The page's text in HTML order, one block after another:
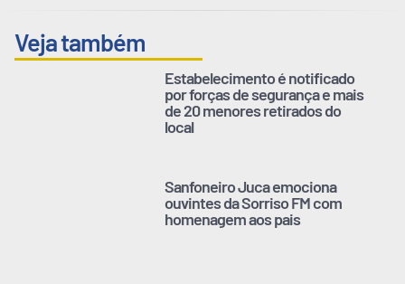
Veja também
Estabelecimento é notificado
por forças de segurança e mais
de 20 menores retirados do
local
Sanfoneiro Juca emociona
ouvintes da Sorriso FM com
homenagem aos pais